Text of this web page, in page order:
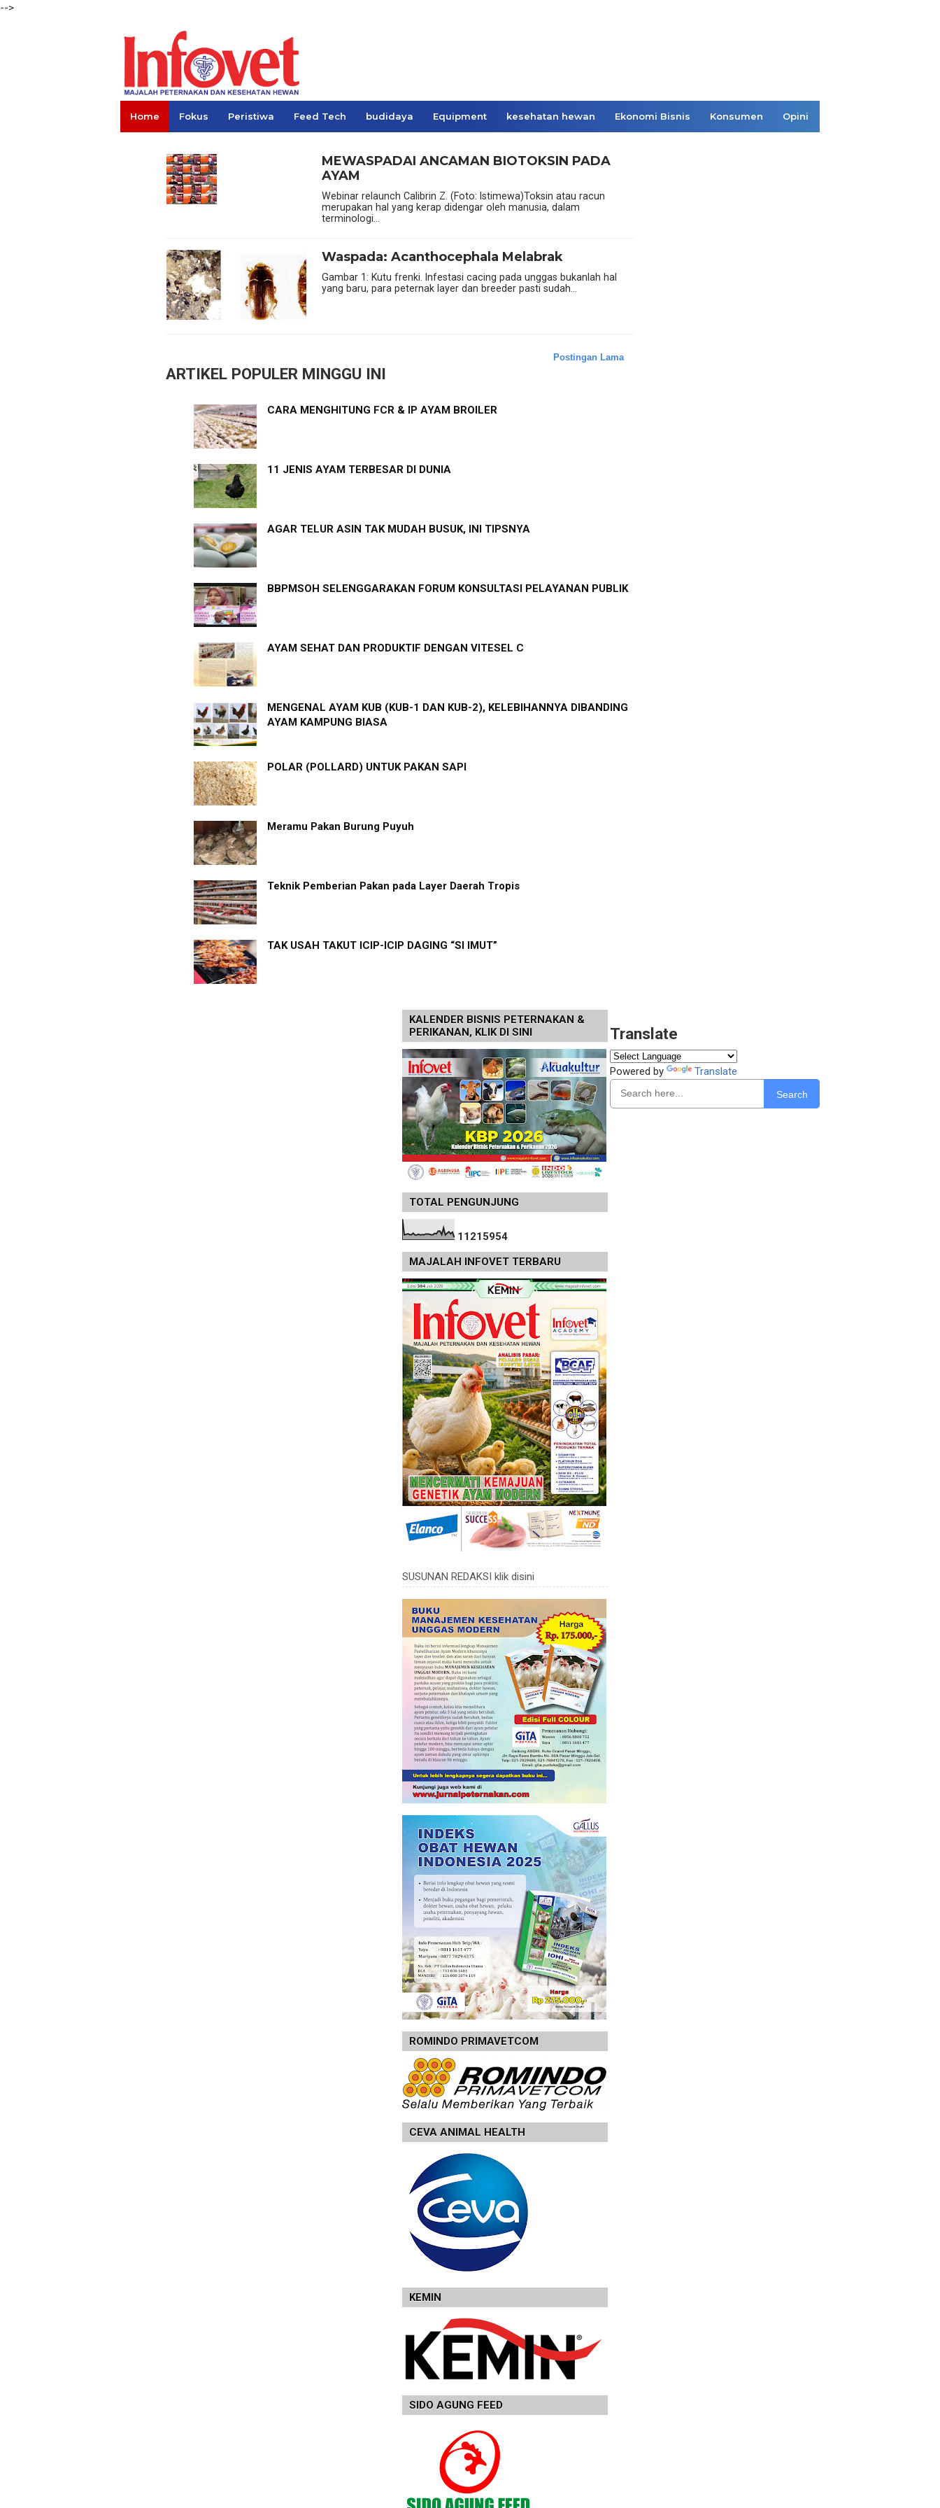
-->
Home Fokus Peristiwa Feed Tech budidaya Equipment kesehatan hewan Ekonomi Bisnis Konsumen Opini
MEWASPADAI ANCAMAN BIOTOKSIN PADA
AYAM
Webinar relaunch Calibrin Z. (Foto: Istimewa)Toksin atau racun
merupakan hal yang kerap didengar oleh manusia, dalam
terminologi...
Waspada: Acanthocephala Melabrak
Gambar 1: Kutu frenki. Infestasi cacing pada unggas bukanlah hal
yang baru, para peternak layer dan breeder pasti sudah...
Postingan Lama
ARTIKEL POPULER MINGGU INI
CARA MENGHITUNG FCR & IP AYAM BROILER
11 JENIS AYAM TERBESAR DI DUNIA
AGAR TELUR ASIN TAK MUDAH BUSUK, INI TIPSNYA
BBPMSOH SELENGGARAKAN FORUM KONSULTASI PELAYANAN PUBLIK
AYAM SEHAT DAN PRODUKTIF DENGAN VITESEL C
MENGENAL AYAM KUB (KUB-1 DAN KUB-2), KELEBIHANNYA DIBANDING
AYAM KAMPUNG BIASA
POLAR (POLLARD) UNTUK PAKAN SAPI
Meramu Pakan Burung Puyuh
Teknik Pemberian Pakan pada Layer Daerah Tropis
TAK USAH TAKUT ICIP-ICIP DAGING “SI IMUT”
Translate
Powered by Translate
Search
KALENDER BISNIS PETERNAKAN &
PERIKANAN, KLIK DI SINI
TOTAL PENGUNJUNG
1 1 21 5954
MAJALAH INFOVET TERBARU
SUSUNAN REDAKSI klik disini
ROMINDO PRIMAVETCOM
CEVA ANIMAL HEALTH
KEMIN
SIDO AGUNG FEED